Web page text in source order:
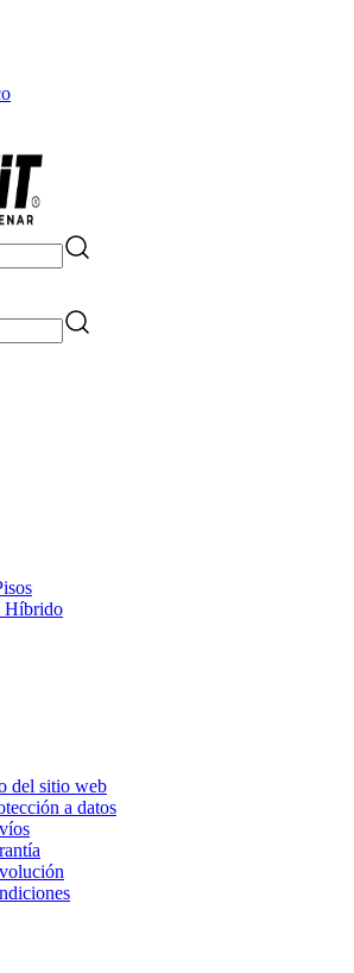
Híbrido
del sitio web
a datos